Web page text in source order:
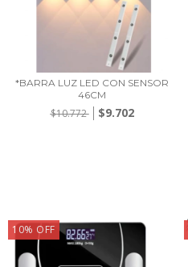
*BARRA LUZ LED CON SENSOR
46CM
$10.772 $9.702
10% OFF